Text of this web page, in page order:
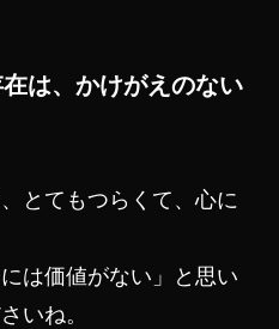
は、かけがえのない
とてもつらくて、心に
は価値がない」と思い
いね。